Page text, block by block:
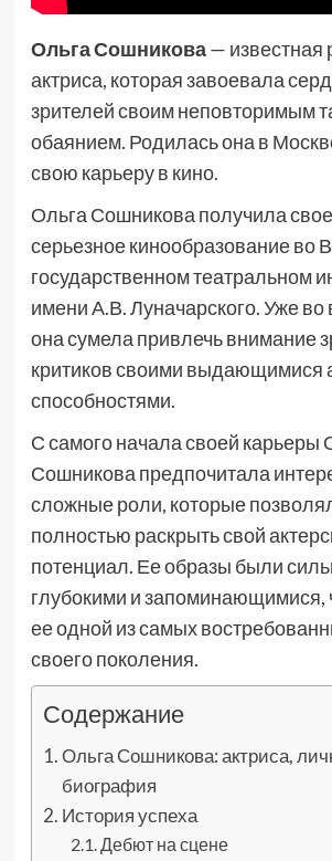
Ольга Сошникова— известная
актриса, которая завоевала
зрителей своим неповторимым
обаянием. Родилась она в
свою карьеру в кино.
Ольга Сошникова получила
серьезное кинообразование во
государственном театральном
имени А.В. Луначарского. Уже
она сумела привлечь внимание
критиков своими выдающимися
способностями.
С самого начала своей карьеры
Сошникова предпочитала
сложные роли, которые
полностью раскрыть свой
потенциал. Ее образы были
глубокими и запоминающимися,
ее одной из самых
своего поколения.
Содержание
Ольга Сошникова: актриса,
биография
История успеха
Дебют на сцене